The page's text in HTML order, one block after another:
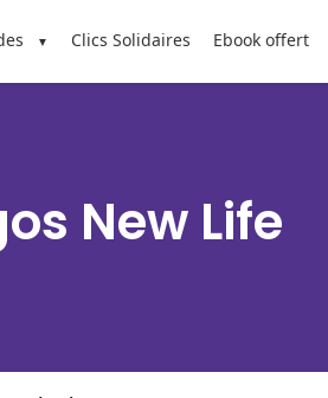
Clics Solidaires Ebook offert
New Life